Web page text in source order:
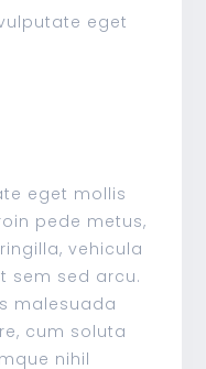
eget
eget mollis
pede metus,
vehicula
sem sed arcu.
malesuada
cum soluta
nihil